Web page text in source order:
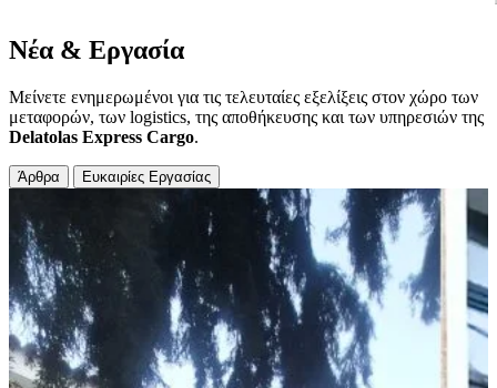
Νέα & Εργασία
Μείνετε ενημερωμένοι για τις τελευταίες εξελίξεις στον χώρο των
μεταφορών, των logistics, της αποθήκευσης και των υπηρεσιών της
Delatolas Express Cargo.
Άρθρα Ευκαιρίες Εργασίας